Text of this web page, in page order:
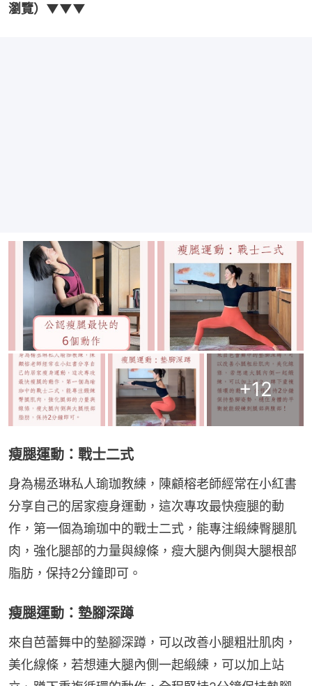
瀏覽）▼▼▼
+12
瘦腿運動：戰士二式
身為楊丞琳私人瑜珈教練，陳顧榕老師經常在小紅書
分享自己的居家瘦身運動，這次專攻最快瘦腿的動
作，第一個為瑜珈中的戰士二式，能專注緞練臀腿肌
肉，強化腿部的力量與線條，瘦大腿內側與大腿根部
脂肪，保持2分鐘即可。
瘦腿運動：墊腳深蹲
來自芭蕾舞中的墊腳深蹲，可以改善小腿粗壯肌肉，
美化線條，若想連大腿內側一起緞練，可以加上站